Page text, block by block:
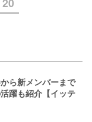
ら新メンバーまで
躍も紹介【イッテ